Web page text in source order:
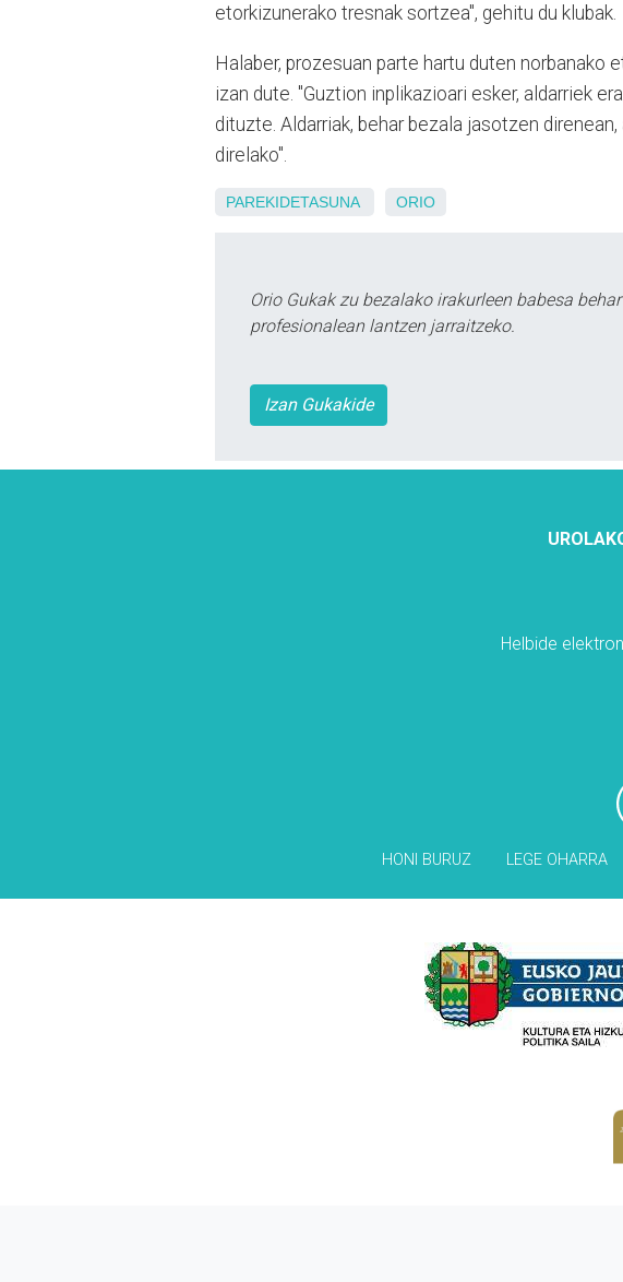
etorkizunerako tresnak sortzea", gehitu du klubak.
Halaber, prozesuan parte hartu duten norbanako
izan dute. "Guztion inplikazioari esker, aldarriek
dituzte. Aldarriak, behar bezala jasotzen
direlako".
PAREKIDETASUNA ORIO
Orio Gukak zu bezalako irakurleen babesa
profesionalean lantzen jarraitzeko.
Izan Gukakide
Helbide
HONI BURUZ LEGE OHARRA